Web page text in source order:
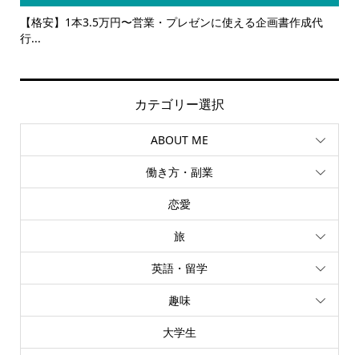
画書作成代
【サービス一覧】広報・企画・デザインの単発依頼か
カテゴリー選択
ABOUT ME
働き方・副業
恋愛
旅
英語・留学
趣味
大学生